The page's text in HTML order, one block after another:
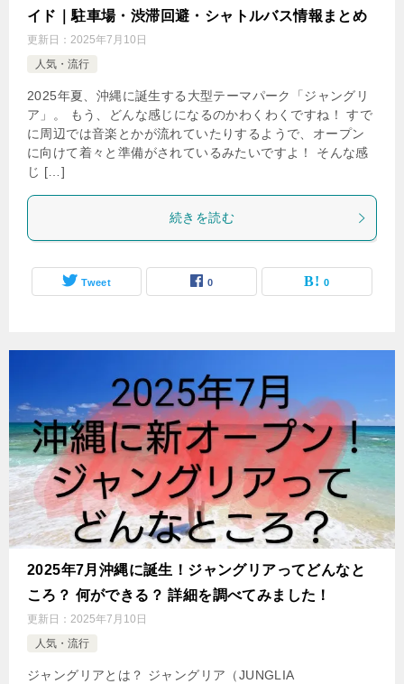
イド｜駐車場・渋滞回避・シャトルバス情報まとめ
更新日： 2025年7月10日
人気・流行
2025年夏、沖縄に誕生する大型テーマパーク「ジャングリ
ア」。 もう、どんな感じになるのかわくわくですね！ すで
に周辺では音楽とかが流れていたりするようで、オープン
に向けて着々と準備がされているみたいですよ！ そんな感
じ […]
続きを読む
Tweet 0 0
2025年7月沖縄に誕生！ジャングリアってどんなと
ころ？ 何ができる？ 詳細を調べてみました！
更新日： 2025年7月10日
人気・流行
ジャングリアとは？ ジャングリア（JUNGLIA